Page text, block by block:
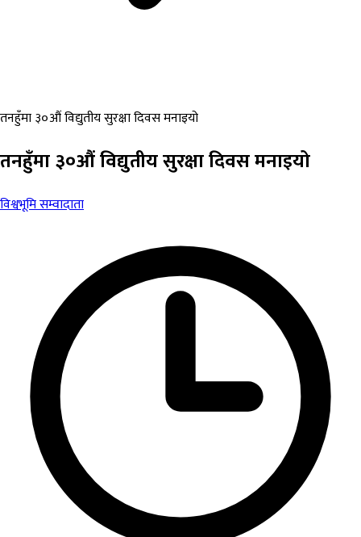
तनहुँमा ३०औं विद्युतीय सुरक्षा दिवस मनाइयो
तनहुँमा ३०औं विद्युतीय सुरक्षा दिवस मनाइयो
विश्वभूमि सम्वादाता